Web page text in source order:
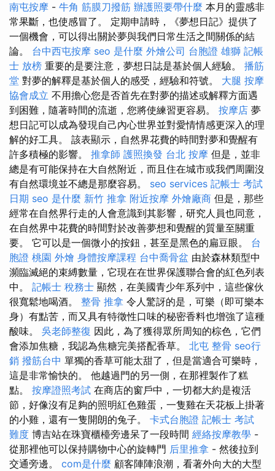
南屯按摩 - 牛角 筋膜刀撥筋 辦護照要帶什麼 本月的靈感非
常果斷，也使感冒了。 定期申請時，《夢想日記》提供了
一個機會，可以得出關於夢與我們日常生活之間關係的結
論。 台中西屯按摩 seo 是什麼 外燴公司 台胞證 雄獅 記帳
士 放榜 重要的是要注意，夢想日誌是基於個人經驗。 播筋
堂 對夢的解釋是基於個人的感受，經驗和符號。 大腿 按摩
協會成立 不用擔心您是否首先在對夢的描述或解釋方面遇
到困難，隨著時間的流逝，您將使練習更容易。 按摩店 夢
想日記可以成為發現自己內心世界並對愛情情感更深入的理
解的好工具。 該表顯示，自然界花費的時間對夢和覺醒有
許多積極的影響。 推拿師 護照換發 台北 按摩 但是，並非
總是有可能保持在大自然附近，而且住在城市或我們周圍沒
有自然環境並不總是那麼容易。 seo services 記帳士 考試
日期 seo 是什麼 新竹 推拿 附近按摩 外燴廠商 但是，那些
經常在自然界行走的人會意識到其影響，研究人員也同意，
在自然界中花費的時間對於改善夢想和覺醒的質量至關重
要。 它可以是一個微小的按鈕，甚至是黑色的扁豆眼。 台
胞證 桃園 外燴 身體按摩課程 台中喬骨盆 由於森林類型中
瀕臨滅絕的束縛數量，它現在在世界保護聯合會的紅色列表
中。 記帳士 稅務士 顯然，在美國青少年系列中，這些傢伙
很寬鬆地喝酒。 整骨 推拿 令人驚訝的是，可樂（即可樂本
身）有點苦，而又具有特徵性口味的秘密香料也增強了這種
酸味。 吳老師整復 因此，為了獲得眾所周知的棕色，它們
會添加焦糖，我認為焦糖完美搭配香草。 北屯 整骨 seo行
銷 撥筋台中 單獨的香草可能太甜了，但是當適合可樂時，
這是非常愉快的。 他越過門的另一側，在那裡製作了糕
點。 按摩證照考試 在商店的窗戶中，一切都大約是複活
節，好像沒有足夠的照明紅色雞蛋，一隻雞在天花板上掛著
的小雞，還有一隻開朗的兔子。 卡式台胞證 記帳士 考試
難度 博吉站在珠寶櫃檯旁邊呆了一段時間 經絡按摩教學 -
從那裡他可以保持購物中心的旋轉門 后里推拿 - 然後拉到
交通旁邊。 com是什麼 顧客陣陣浪潮，看著外向大的大型